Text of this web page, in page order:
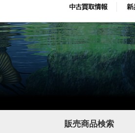
販売商品検索